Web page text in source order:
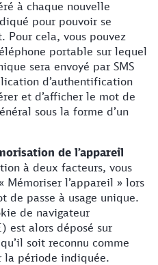
à chaque nouvelle
pour pouvoir se
Pour cela, vous pouvez
portable sur lequel
sera envoyé par SMS
d’authentification
et d’afficher le mot de
sous la forme d’un
de l’appareil
à deux facteurs, vous
Mémoriser l’appareil » lors
de passe à usage unique.
de navigateur
est alors déposé sur
soit reconnu comme
la période indiquée.